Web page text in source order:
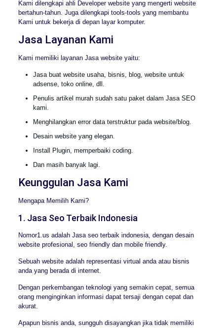
Kami dilengkapi ahli Developer website yang mengerti website
bertahun-tahun. Juga dilengkapi tools-tools yang membantu
Kami untuk bekerja di depan layar komputer.
Jasa Layanan Kami
Kami memiliki layanan Jasa website yaitu:
Jasa buat website usaha, bisnis, blog, website untuk
adsense, toko online, dll.
Penulis artikel murah sudah satu paket dalam Jasa SEO
kami.
Menghilangkan error data terstruktur pada website/blog.
Desain website yang elegan.
Install Plugin, memperbaiki coding.
Dan masih banyak lagi.
Keunggulan Jasa Kami
Mengapa Memilih Kami?
1. Jasa Seo Terbaik Indonesia
Nomor1.us adalah Jasa seo terbaik indonesia, dengan desain
website profesional, seo friendly dan mobile friendly.
Sebuah website adalah representasi virtual anda atau bisnis
anda yang berada di internet.
Dengan perkembangan teknologi yang semakin cepat, semua
orang menginginkan informasi dapat tersaji dengan cepat dan
akurat.
Apapun bisnis anda, sungguh disayangkan jika tidak memiliki